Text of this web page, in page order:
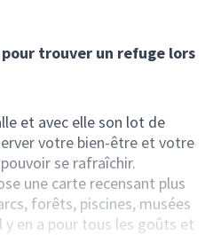
trouver un refuge lors
et avec elle son lot de
votre bien-être et votre
se rafraîchir.
une carte recensant plus
dans un nouvel onglet)
forêts, piscines, musées
en a pour tous les goûts et